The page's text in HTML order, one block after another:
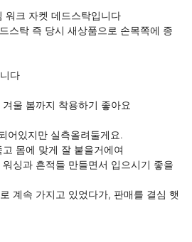
워크 자켓 데드스탁입니다
스탁 즉 당시 새상품으로 손목쪽에 종
다
울 봄까지 착용하기 좋아요
어있지만 실측올려둘게요.
몸에 맞게 잘 붙을거에여
싱과 흔적들 만들면서 입으시기 좋을
계속 가지고 있었다가, 판매를 결심 햇